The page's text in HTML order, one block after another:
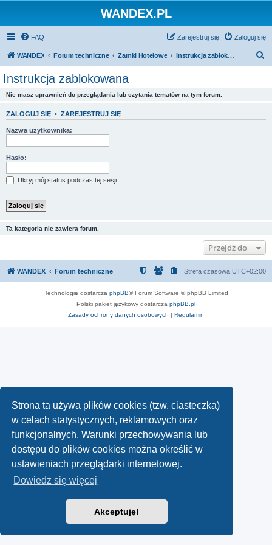
Strona ta używa plików cookies (tzw. ciasteczka)
w celach statystycznych, reklamowych oraz
funkcjonalnych. Warunki przechowywania lub
dostępu do plików cookies można określić w
ustawieniach przeglądarki internetowej.
Dowiedz się więcej
Akceptuję!
WANDEX.PL
FAQ Zaloguj się
Zarejestruj się
WANDEX Forum techniczne Zamki Hotelowe Instrukcja zablokowana
Instrukcja zablokowana
Nie masz uprawnień do przeglądania lub czytania tematów na tym forum.
ZALOGUJ SIĘ • ZAREJESTRUJ SIĘ
Nazwa użytkownika:
Hasło:
Ukryj mój status podczas tej sesji
Ta kategoria nie zawiera forum.
Przejdź do
WANDEX Forum techniczne Strefa czasowa UTC+02:00
Technologię dostarcza phpBB® Forum Software © phpBB Limited
Polski pakiet językowy dostarcza phpBB.pl
Zasady ochrony danych osobowych | Regulamin